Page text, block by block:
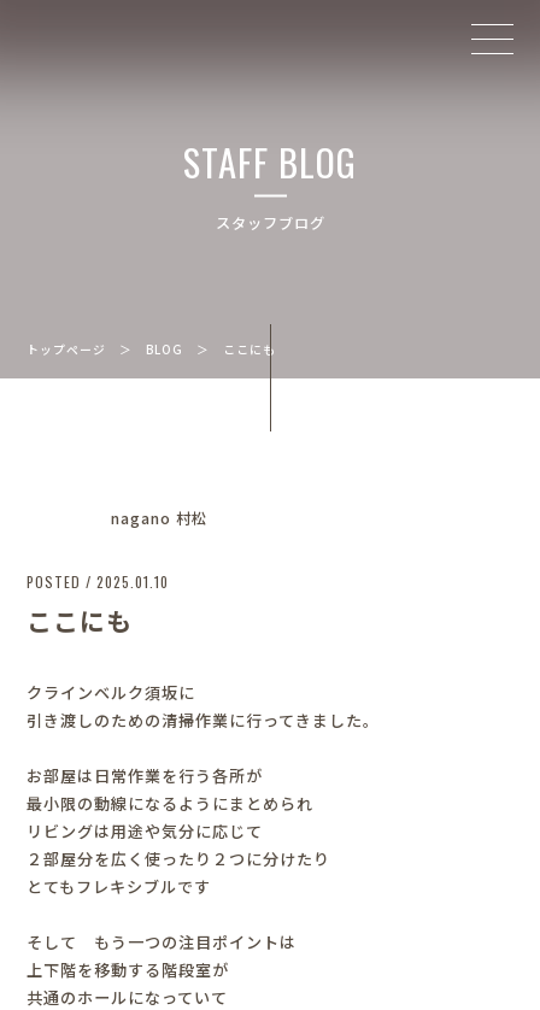
STAFF BLOG
スタッフブログ
トップページ ＞ BLOG ＞ ここにも
nagano 村松
POSTED / 2025.01.10
ここにも
クラインベルク須坂に
引き渡しのための清掃作業に行ってきました。
お部屋は日常作業を行う各所が
最小限の動線になるようにまとめられ
リビングは用途や気分に応じて
２部屋分を広く使ったり２つに分けたり
とてもフレキシブルです
そして もう一つの注目ポイントは
上下階を移動する階段室が
共通のホールになっていて